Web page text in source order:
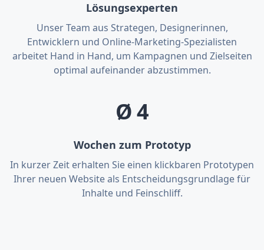
Lösungsexperten
Unser Team aus Strategen, Designerinnen,
Entwicklern und Online-Marketing-Spezialisten
arbeitet Hand in Hand, um Kampagnen und Zielseiten
optimal aufeinander abzustimmen.
Ø 4
Wochen zum Prototyp
In kurzer Zeit erhalten Sie einen klickbaren Prototypen
Ihrer neuen Website als Entscheidungsgrundlage für
Inhalte und Feinschliff.